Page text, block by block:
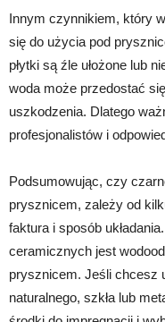
Innym czynnikiem, który
się do użycia pod
płytki są źle ułożone lub
woda może przedostać
uszkodzenia. Dlatego
profesjonalistów i
Podsumowując, czy
prysznicem, zależy od
faktura i sposób
ceramicznych jest
prysznicem. Jeśli chcesz
naturalnego, szkła lub